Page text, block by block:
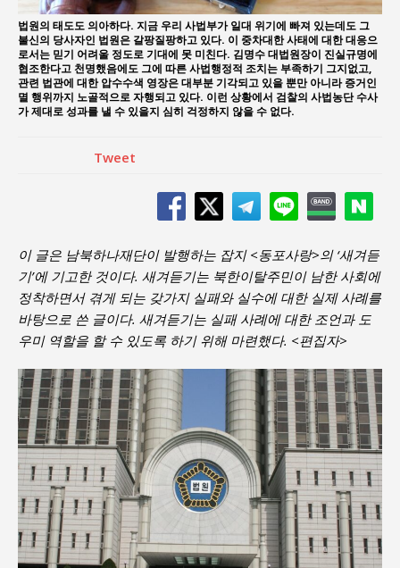
법원의 태도도 의아하다. 지금 우리 사법부가 일대 위기에 빠져 있는데도 그
불신의 당사자인 법원은 갈팡질팡하고 있다. 이 중차대한 사태에 대한 대응으
로서는 믿기 어려울 정도로 기대에 못 미친다. 김명수 대법원장이 진실규명에
협조한다고 천명했음에도 그에 따른 사법행정적 조치는 부족하기 그지없고,
관련 법관에 대한 압수수색 영장은 대부분 기각되고 있을 뿐만 아니라 증거인
멸 행위까지 노골적으로 자행되고 있다. 이런 상황에서 검찰의 사법농단 수사
가 제대로 성과를 낼 수 있을지 심히 걱정하지 않을 수 없다.
Tweet
이 글은 남북하나재단이 발행하는 잡지 <동포사랑>의 ‘새겨듣
기’에 기고한 것이다. 새겨듣기는 북한이탈주민이 남한 사회에
정착하면서 겪게 되는 갖가지 실패와 실수에 대한 실제 사례를
바탕으로 쓴 글이다. 새겨듣기는 실패 사례에 대한 조언과 도
우미 역할을 할 수 있도록 하기 위해 마련했다. <편집자>